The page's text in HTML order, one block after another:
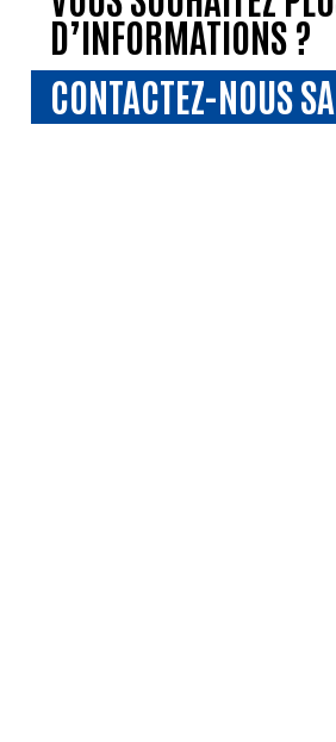
D’INFORMATIONS ?
CONTACTEZ-NOUS